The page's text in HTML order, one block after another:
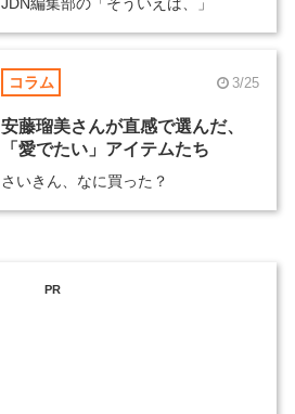
コラム 3/25
安藤瑠美さんが直感で選んだ、
「愛でたい」アイテムたち
さいきん、なに買った？
PR